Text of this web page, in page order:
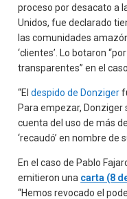
proceso por desacato a
Unidos, fue declarado
las comunidades
‘clientes’. Lo botaron
transparentes” en el
“Eldespido de Donziger
Para empezar,
cuenta del uso de más
‘recaudó’ en nombre de
En el caso de Pablo
emitieron una carta (8
“Hemos revocado el